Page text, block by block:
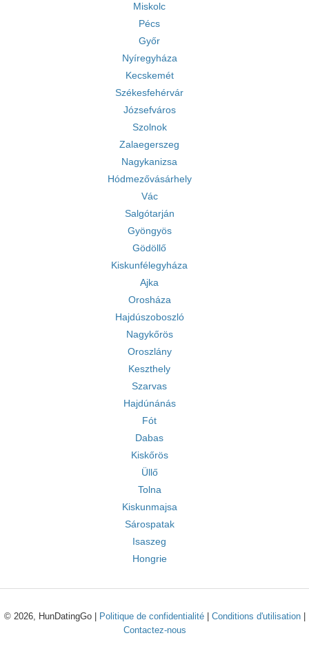
Miskolc
Pécs
Győr
Nyíregyháza
Kecskemét
Székesfehérvár
Józsefváros
Szolnok
Zalaegerszeg
Nagykanizsa
Hódmezővásárhely
Vác
Salgótarján
Gyöngyös
Gödöllő
Kiskunfélegyháza
Ajka
Orosháza
Hajdúszoboszló
Nagykőrös
Oroszlány
Keszthely
Szarvas
Hajdúnánás
Fót
Dabas
Kiskőrös
Üllő
Tolna
Kiskunmajsa
Sárospatak
Isaszeg
Hongrie
© 2026, HunDatingGo | Politique de confidentialité| Conditions d'utilisation|
Contactez-nous